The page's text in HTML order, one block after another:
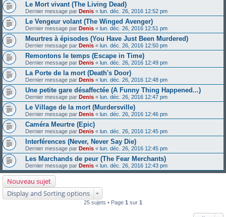
Le Mort vivant (The Living Dead)
Dernier message par Denis « lun. déc. 26, 2016 12:52 pm
Le Vengeur volant (The Winged Avenger)
Dernier message par Denis « lun. déc. 26, 2016 12:51 pm
Meurtres à épisodes (You Have Just Been Murdered)
Dernier message par Denis « lun. déc. 26, 2016 12:50 pm
Remontons le temps (Escape in Time)
Dernier message par Denis « lun. déc. 26, 2016 12:49 pm
La Porte de la mort (Death's Door)
Dernier message par Denis « lun. déc. 26, 2016 12:48 pm
Une petite gare désaffectée (A Funny Thing Happened...)
Dernier message par Denis « lun. déc. 26, 2016 12:47 pm
Le Village de la mort (Murdersville)
Dernier message par Denis « lun. déc. 26, 2016 12:46 pm
Caméra Meurtre (Epic)
Dernier message par Denis « lun. déc. 26, 2016 12:45 pm
Interférences (Never, Never Say Die)
Dernier message par Denis « lun. déc. 26, 2016 12:45 pm
Les Marchands de peur (The Fear Merchants)
Dernier message par Denis « lun. déc. 26, 2016 12:43 pm
Nouveau sujet
Display and Sorting options
25 sujets • Page 1 sur 1